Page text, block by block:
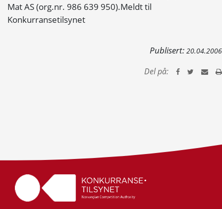
Mat AS (org.nr. 986 639 950).Meldt til
Konkurransetilsynet
Publisert: 20.04.2006
Del på: